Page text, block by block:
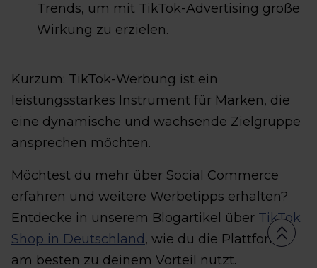
Trends, um mit TikTok-Advertising große
Wirkung zu erzielen.
Kurzum: TikTok-Werbung ist ein
leistungsstarkes Instrument für Marken, die
eine dynamische und wachsende Zielgruppe
ansprechen möchten.
Möchtest du mehr über Social Commerce
erfahren und weitere Werbetipps erhalten?
Entdecke in unserem Blogartikel über TikTok
Shop in Deutschland, wie du die Plattform
am besten zu deinem Vorteil nutzt.